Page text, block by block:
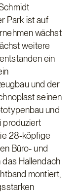
Park ist auf
wächst
weitere
ein
und der
seinen
und
produziert
28-köpfige
Büro- und
Hallendach
montiert,